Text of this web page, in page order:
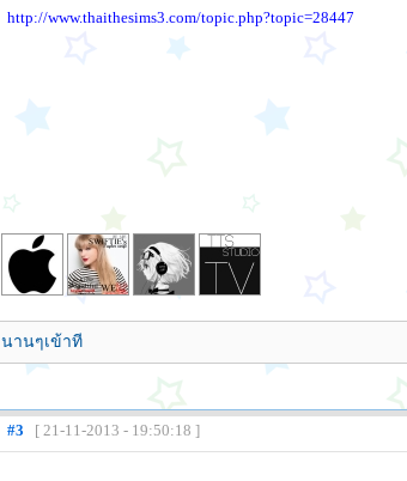
http://www.thaithesims3.com/topic.php?topic=28447
นานๆเข้าที
#3 [ 21-11-2013 - 19:50:18 ]